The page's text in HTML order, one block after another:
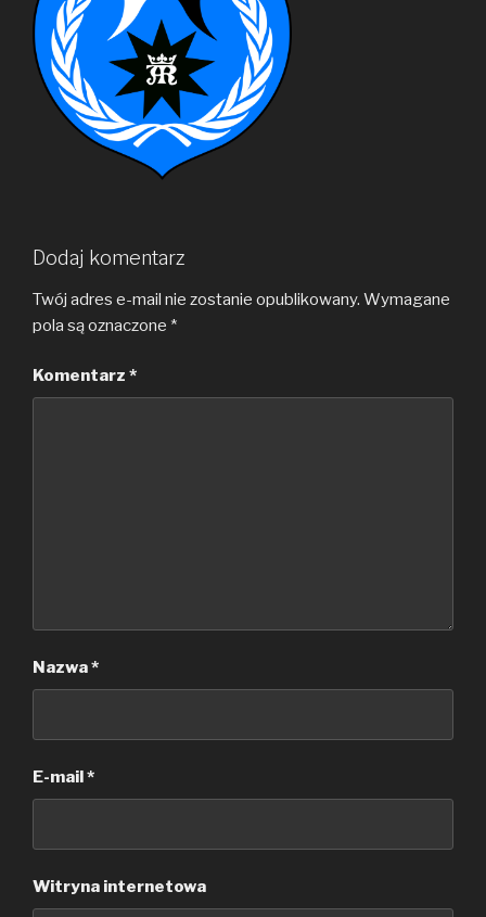
Dodaj komentarz
Twój adres e-mail nie zostanie opublikowany. Wymagane
pola są oznaczone *
Komentarz *
Nazwa*
E-mail*
Witryna internetowa